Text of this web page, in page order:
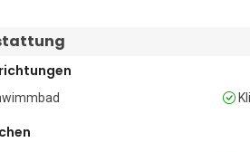
1: Das Schlafzimmer ist mit